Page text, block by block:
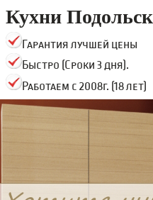
Кухни Подольск
Гарантия лучшей цены
Быстро (Сроки 3 дня).
Работаем с 2008г. (18 лет)